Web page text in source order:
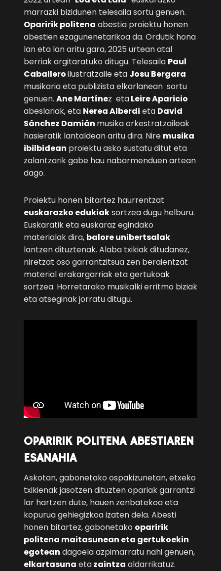
marrazki bizidunen telesaila sortu genuen.
Oparirik politena abestia proiektu honen
abestien ezagunenetarikoa da. Ordutik hona
lan eta lan aritu gara, 2025 urtean atal
berriak argitaratuko ditugu. Telesaila Paul
Caballeroilustratzaile eta Josu Bergara
musikaria eta publizista elkarlanean sortu
genuen. Ane Martínez etaLeire Aparicio
abeslariak, eta Nerea Alberdi eta David
Sánchez Damián musika orkestratzaileak
hasieratik lantaldean aritu dira. Nire musika
ibilbidean proiektu asko sustatu ditut eta
zalantzarik gabe hau nabarmenduen artean
dago.
Proiektu honen bitartez haurrentzat
euskarazko edukiaksortzea dugu helburu.
Euskaratik eta euskaraz egindako
materialak dira, balore unibertsalak
lantzen dituztenak. Alaba txikiak ditudanez,
niretzat oso garrantzitsua zen beraientzat
material erakargarriak eta gertukoak
sortzea. Horretarako musikalki erritmo biziak
eta atseginak jorratu ditugu.
OPARIRIK POLITENA ABESTIAREN
ESANAHIA
Askotan, gabonetako ospakizunetan, etxeko
txikienak jasotzen dituzten opariak garrantzi
lar hartzen dute, hauen zenbatekoa eta
kopurua gehiegizkoa izaten dela. Abesti
honen bitartez, gabonetako oparirik
politena maitasunean eta gertukoekin
egotean dagoela azpimarratu nahi genuen,
elkartasuna etazaintza aldarrikatuz.